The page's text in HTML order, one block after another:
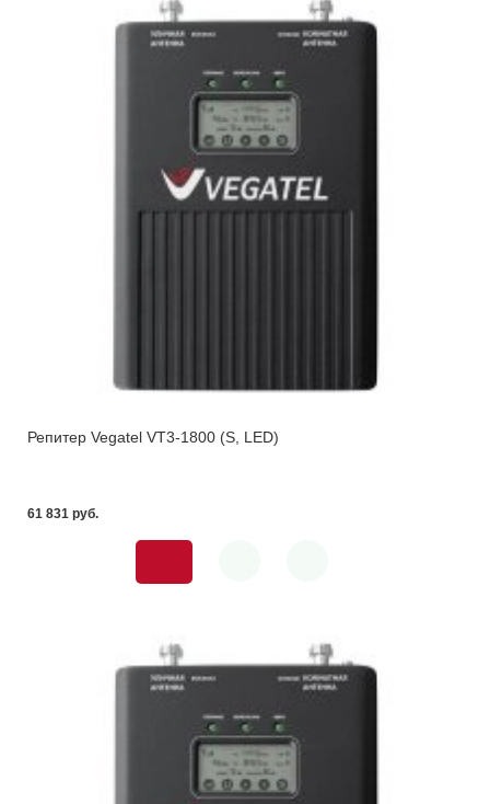
Репитер Vegatel VT3-1800 (S, LED)
61 831 pуб.